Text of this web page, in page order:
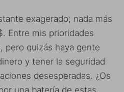
exagerado; nada más
Entre mis prioridades
pero quizás haya gente
y tener la seguridad
desesperadas. ¿Os